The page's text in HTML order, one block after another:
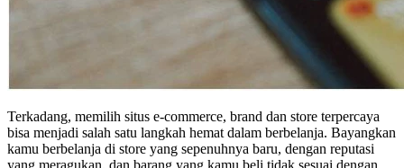
Terkadang, memilih situs e-commerce, brand dan store terpercaya
bisa menjadi salah satu langkah hemat dalam berbelanja. Bayangkan
kamu berbelanja di store yang sepenuhnya baru, dengan reputasi
yang meragukan, dan barang yang kamu beli tidak sesuai dengan